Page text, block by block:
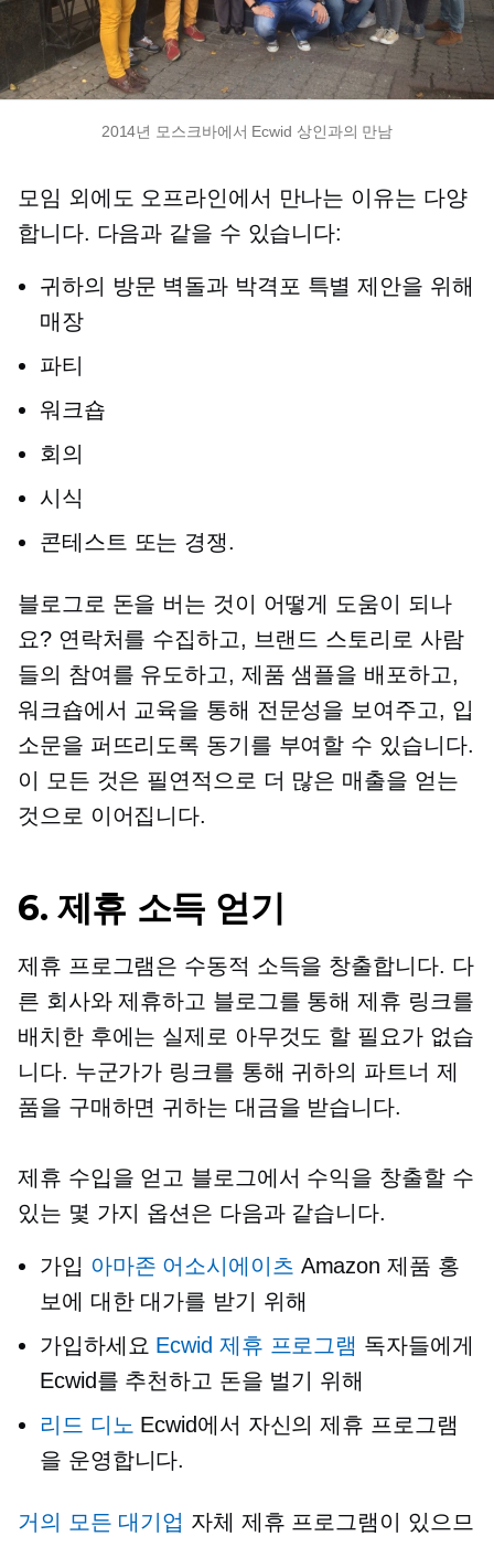
2014년 모스크바에서 Ecwid 상인과의 만남
모임 외에도 오프라인에서 만나는 이유는 다양
합니다. 다음과 같을 수 있습니다:
귀하의 방문 벽돌과 박격포 특별 제안을 위해
매장
파티
워크숍
회의
시식
콘테스트 또는 경쟁.
블로그로 돈을 버는 것이 어떻게 도움이 되나
요? 연락처를 수집하고, 브랜드 스토리로 사람
들의 참여를 유도하고, 제품 샘플을 배포하고,
워크숍에서 교육을 통해 전문성을 보여주고, 입
소문을 퍼뜨리도록 동기를 부여할 수 있습니다.
이 모든 것은 필연적으로 더 많은 매출을 얻는
것으로 이어집니다.
6. 제휴 소득 얻기
제휴 프로그램은 수동적 소득을 창출합니다. 다
른 회사와 제휴하고 블로그를 통해 제휴 링크를
배치한 후에는 실제로 아무것도 할 필요가 없습
니다. 누군가가 링크를 통해 귀하의 파트너 제
품을 구매하면 귀하는 대금을 받습니다.
제휴 수입을 얻고 블로그에서 수익을 창출할 수
있는 몇 가지 옵션은 다음과 같습니다.
가입 아마존 어소시에이츠 Amazon 제품 홍
보에 대한 대가를 받기 위해
가입하세요 Ecwid 제휴 프로그램 독자들에게
Ecwid를 추천하고 돈을 벌기 위해
리드 디노 Ecwid에서 자신의 제휴 프로그램
을 운영합니다.
거의 모든 대기업 자체 제휴 프로그램이 있으므